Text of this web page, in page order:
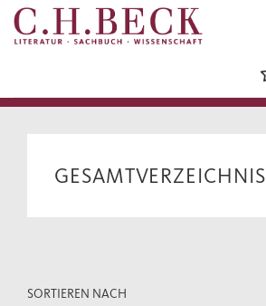
GESAMTVERZEICHNIS
SORTIEREN NACH